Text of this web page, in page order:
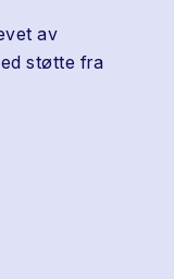
av
støtte fra